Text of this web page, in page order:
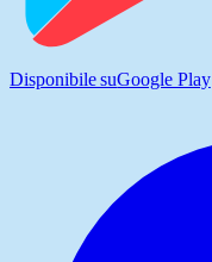
Disponibile suGoogle Play